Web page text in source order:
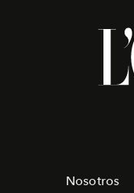
Nosotros